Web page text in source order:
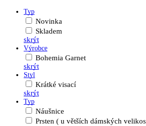
Typ
Novinka
Skladem
skrýt
Výrobce
Bohemia Garnet
skrýt
Styl
Krátké visací
skrýt
Typ
Náušnice
Prsten ( u větších dámských